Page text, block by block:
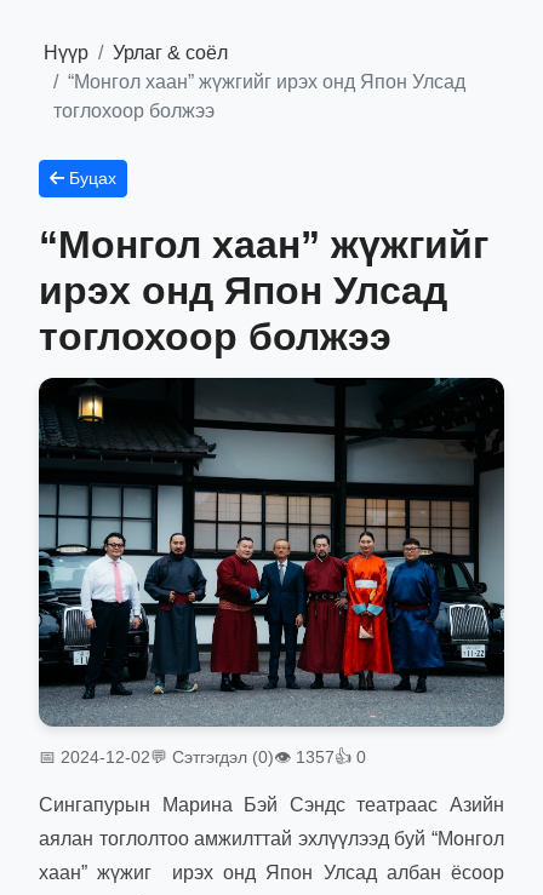
Нүүр
Урлаг & соёл
“Монгол хаан” жүжгийг ирэх онд Япон Улсад
тоглохоор болжээ
Буцах
“Монгол хаан” жүжгийг
ирэх онд Япон Улсад
тоглохоор болжээ
📅 2024-12-02💬 Сэтгэгдэл (0)👁 1357👍 0
Сингапурын Марина Бэй Сэндс театраас Азийн
аялан тоглолтоо амжилттай эхлүүлээд буй “Монгол
хаан” жүжиг ирэх онд Япон Улсад албан ёсоор